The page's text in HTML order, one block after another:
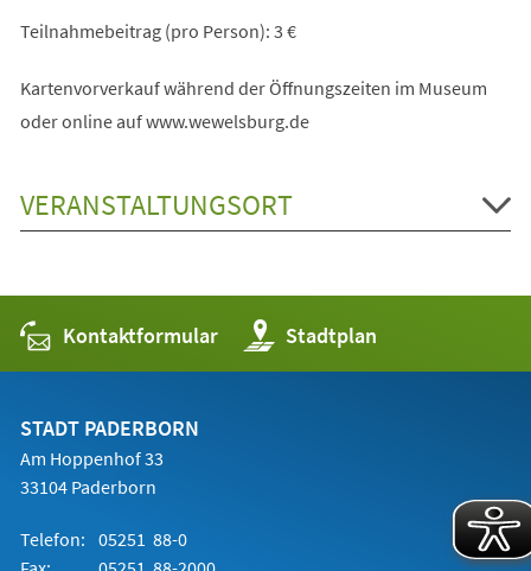
Teilnahmebeitrag (pro Person): 3 €
Kartenvorverkauf während der Öffnungszeiten im Museum
oder online auf www.wewelsburg.de
VERANSTALTUNGSORT
Kontaktformular Stadtplan
(Öffnet
in
einem
STADT PADERBORN
Am Hoppenhof 33
33104 Paderborn
Telefon: 05251 88-0